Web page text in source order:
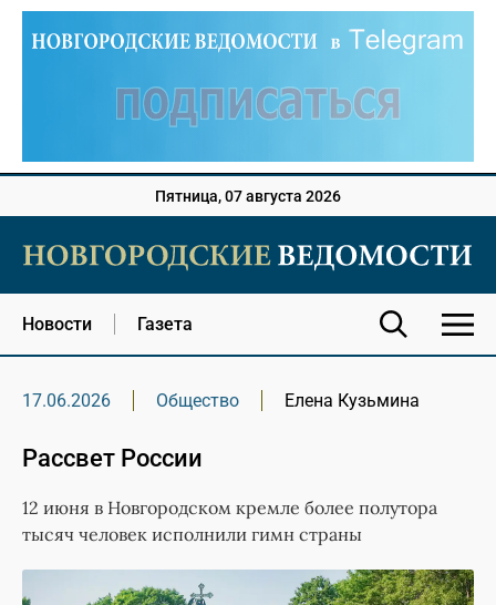
Пятница, 07 августа 2026
Новости Газета
17.06.2026 Общество Елена Кузьмина
Рассвет России
12 июня в Новгородском кремле более полутора
тысяч человек исполнили гимн страны